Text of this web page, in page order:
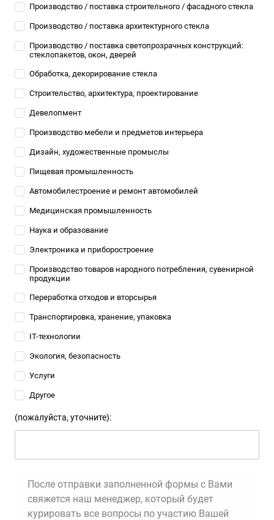
Производство / поставка строительного / фасадного стекла
Производство / поставка архитектурного стекла
Производство / поставка светопрозрачных конструкций:
стеклопакетов, окон, дверей
Обработка, декорирование стекла
Строительство, архитектура, проектирование
Девелопмент
Производство мебели и предметов интерьера
Дизайн, художественные промыслы
Пищевая промышленность
Автомобилестроение и ремонт автомобилей
Медицинская промышленность
Наука и образование
Электроника и приборостроение
Производство товаров народного потребления, сувенирной
продукции
Переработка отходов и вторсырья
Транспортировка, хранение, упаковка
IT-технологии
Экология, безопасность
Услуги
Другое
(пожалуйста, уточните):
После отправки заполненной формы с Вами
свяжется наш менеджер, который будет
курировать все вопросы по участию Вашей